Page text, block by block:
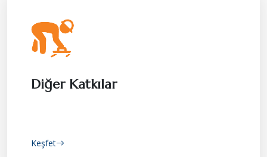
Diğer Katkılar
Keşfet